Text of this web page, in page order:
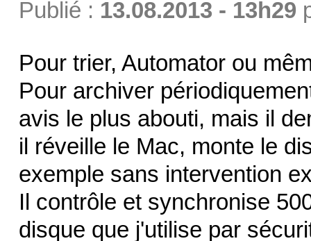
Publié : 13.08.2013 - 13h29
Pour trier, Automator ou
Pour archiver
avis le plus abouti, mais il
il réveille le Mac, monte le
exemple sans intervention
Il contrôle et synchronise
disque que j'utilise par